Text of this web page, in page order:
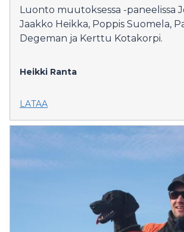
Luonto muutoksessa -paneelissa
Jaakko Heikka, Poppis Suomela,
Degeman ja Kerttu Kotakorpi.
Heikki Ranta
LATAA